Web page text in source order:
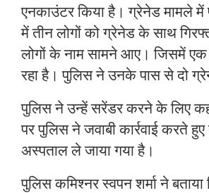
एनकाउंटर किया है। ग्रेनेड मामले में
में तीन लोगों को ग्रेनेड के साथ
लोगों के नाम सामने आए। जिसमें एक
रहा है। पुलिस ने उनके पास से दो
पुलिस ने उन्हें सरेंडर करने के लिए
पर पुलिस ने जवाबी कार्रवाई करते
अस्पताल ले जाया गया है।
पुलिस कमिश्नर स्वपन शर्मा ने